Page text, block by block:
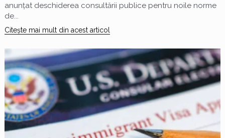
anunțat deschiderea consultării publice pentru noile norme
de...
Citește mai mult din acest articol